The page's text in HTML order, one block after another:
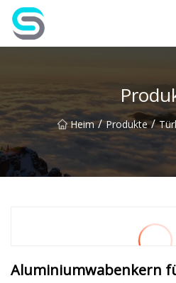
Heim / Produkte /
Aluminiumwabenkern